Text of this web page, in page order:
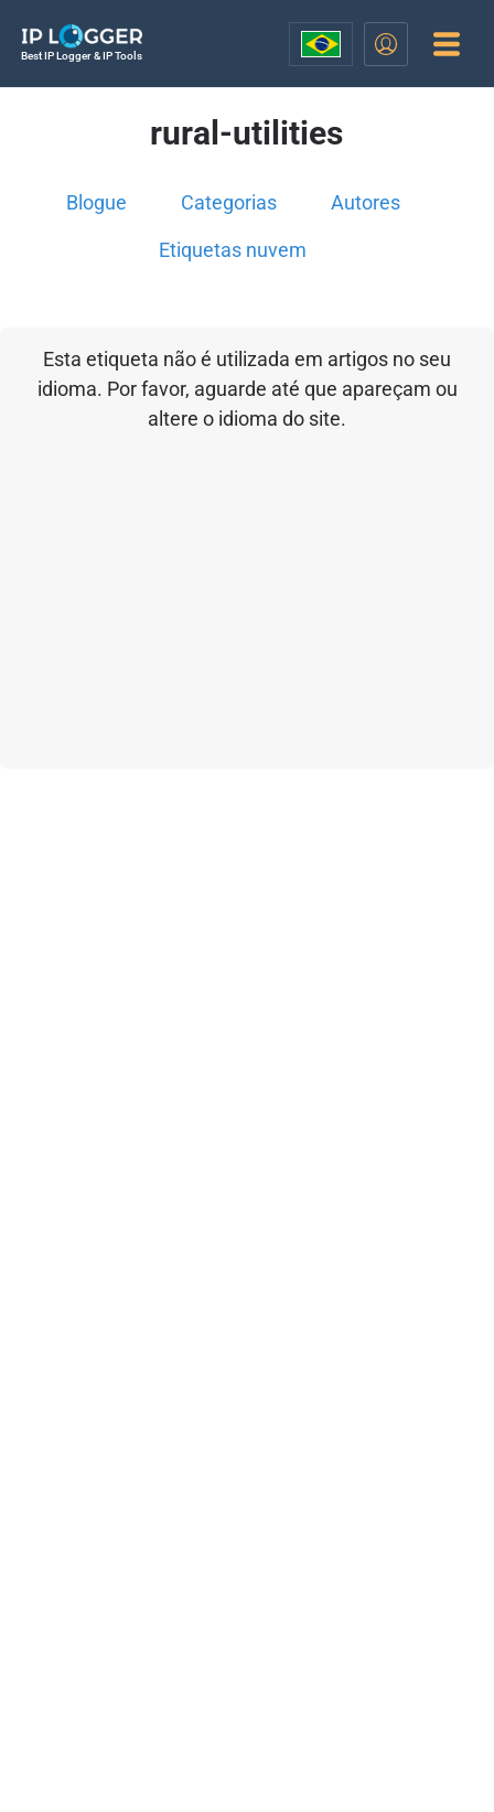
Best IP Logger & IP Tools
rural-utilities
Blogue Categorias Autores
Etiquetas nuvem